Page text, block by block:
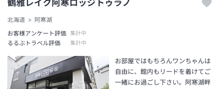
鶴雅レイク阿寒ロッジトゥラノ
北海道
阿寒湖
お客様アンケート評価
集計中
るるぶトラベル評価 集計中
お部屋ではもちろんワンちゃんは
自由に、館内もリードを着けてご
一緒にお過ごし下さい。阿寒湖畔